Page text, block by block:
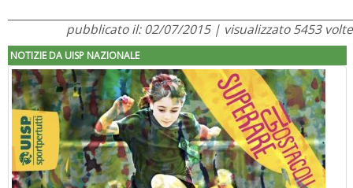
pubblicato il: 02/07/2015 | visualizzato 5453 volte
NOTIZIE DA UISP NAZIONALE